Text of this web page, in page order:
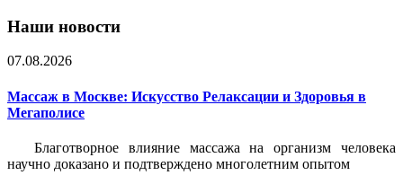
Наши новости
07.08.2026
Массаж в Москве: Искусство Релаксации и Здоровья в
Мегаполисе
Благотворное влияние массажа на организм человека
научно доказано и подтверждено многолетним опытом